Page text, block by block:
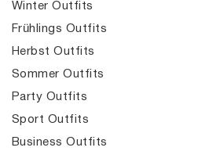
Winter Outfits
Frühlings Outfits
Herbst Outfits
Sommer Outfits
Party Outfits
Sport Outfits
Business Outfits